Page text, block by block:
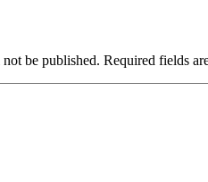
be published. Required fields